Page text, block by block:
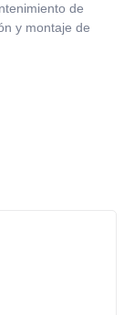
de
y montaje de